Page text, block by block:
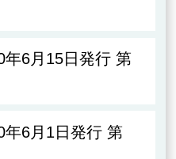
年6月15日発行 第
年6月1日発行 第